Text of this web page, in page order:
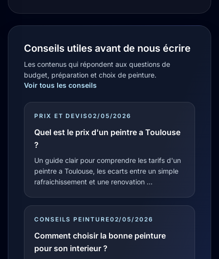
Conseils utiles avant de nous écrire
Les contenus qui répondent aux questions de
budget, préparation et choix de peinture.
Voir tous les conseils
PRIX ET DEVIS02/05/2026
Quel est le prix d'un peintre a Toulouse
?
Un guide clair pour comprendre les tarifs d'un
peintre a Toulouse, les ecarts entre un simple
rafraichissement et une renovation …
CONSEILS PEINTURE02/05/2026
Comment choisir la bonne peinture
pour son interieur ?